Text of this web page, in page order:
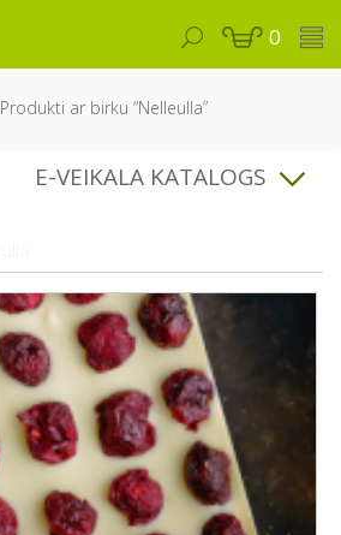
0
Produkti ar birku “Nelleulla”
E-VEIKALA KATALOGS